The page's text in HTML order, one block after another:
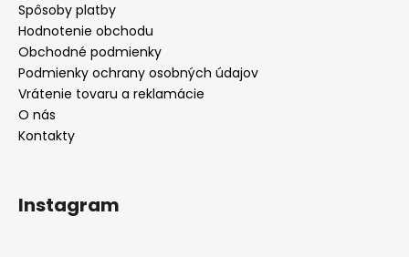
Spôsoby platby
Hodnotenie obchodu
Obchodné podmienky
Podmienky ochrany osobných údajov
Vrátenie tovaru a reklamácie
O nás
Kontakty
Instagram